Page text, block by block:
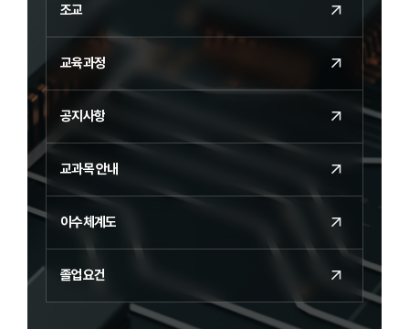
조교
교육과정
공지사항
교과목 안내
이수체계도
졸업요건